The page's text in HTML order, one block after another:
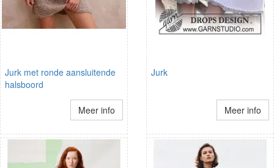
Jurk met ronde aansluitende
halsboord
Meer info
Jurk
Meer info